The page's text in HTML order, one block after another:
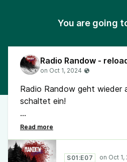
You are going
Radio Randow geht wieder
schaltet ein!
Folge 7: Die alte Kaffeemühle
#RadioRandow #Randow
S01:E07